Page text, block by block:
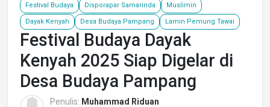
Festival Budaya Disporapar Samarinda Muslimin
Dayak Kenyah Desa Budaya Pampang Lamin Pemung Tawai
Festival Budaya Dayak
Kenyah 2025 Siap Digelar di
Desa Budaya Pampang
Penulis: Muhammad Riduan